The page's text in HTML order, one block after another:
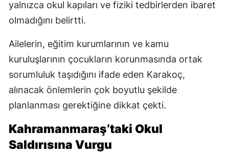
yalnızca okul kapıları ve fiziki tedbirlerden ibaret
olmadığını belirtti.
Ailelerin, eğitim kurumlarının ve kamu
kuruluşlarının çocukların korunmasında ortak
sorumluluk taşıdığını ifade eden Karakoç,
alınacak önlemlerin çok boyutlu şekilde
planlanması gerektiğine dikkat çekti.
Kahramanmaraş’taki Okul
Saldırısına Vurgu